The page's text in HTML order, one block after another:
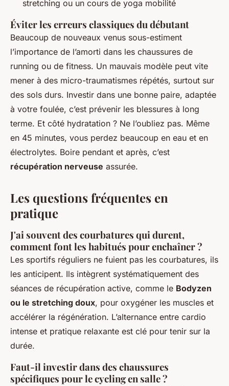
stretching ou un cours de yoga mobilité
Éviter les erreurs classiques du débutant
Beaucoup de nouveaux venus sous-estiment
l’importance de l’amorti dans les chaussures de
running ou de fitness. Un mauvais modèle peut vite
mener à des micro-traumatismes répétés, surtout sur
des sols durs. Investir dans une bonne paire, adaptée
à votre foulée, c’est prévenir les blessures à long
terme. Et côté hydratation ? Ne l’oubliez pas. Même
en 45 minutes, vous perdez beaucoup en eau et en
électrolytes. Boire pendant et après, c’est
récupération nerveuse assurée.
Les questions fréquentes en
pratique
J'ai souvent des courbatures qui durent,
comment font les habitués pour enchaîner ?
Les sportifs réguliers ne fuient pas les courbatures, ils
les anticipent. Ils intègrent systématiquement des
séances de récupération active, comme le Bodyzen
ou le stretching doux, pour oxygéner les muscles et
accélérer la régénération. L’alternance entre cardio
intense et pratique relaxante est clé pour tenir sur la
durée.
Faut-il investir dans des chaussures
spécifiques pour le cycling en salle ?